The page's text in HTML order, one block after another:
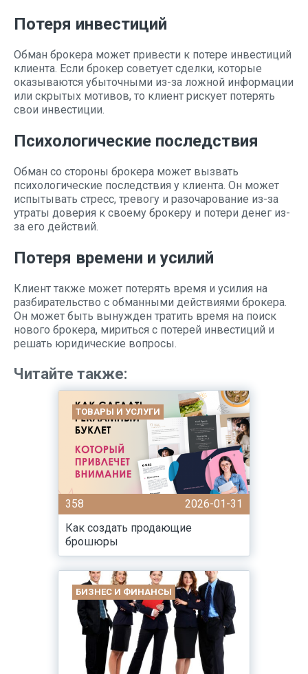
Потеря инвестиций
Обман брокера может привести к потере инвестиций
клиента. Если брокер советует сделки, которые
оказываются убыточными из-за ложной информации
или скрытых мотивов, то клиент рискует потерять
свои инвестиции.
Психологические последствия
Обман со стороны брокера может вызвать
психологические последствия у клиента. Он может
испытывать стресс, тревогу и разочарование из-за
утраты доверия к своему брокеру и потери денег из-
за его действий.
Потеря времени и усилий
Клиент также может потерять время и усилия на
разбирательство с обманными действиями брокера.
Он может быть вынужден тратить время на поиск
нового брокера, мириться с потерей инвестиций и
решать юридические вопросы.
Читайте также:
ТОВАРЫ И УСЛУГИ
358
2026-01-31
Как создать продающие
брошюры
БИЗНЕС И ФИНАНСЫ